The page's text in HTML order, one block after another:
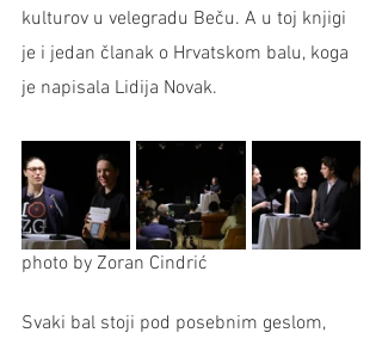
kulturov u velegradu Beču. A u toj knjigi
je i jedan članak o Hrvatskom balu, koga
je napisala Lidija Novak.
photo by Zoran Cindrić
Svaki bal stoji pod posebnim geslom,